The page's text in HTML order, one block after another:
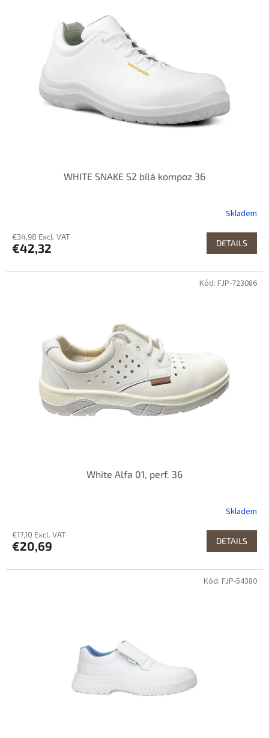
WHITE SNAKE S2 bílá kompoz 36
Skladem
€34,98 Excl. VAT
€42,32 DETAILS
White Alfa 01, perf. 36
Skladem
€17,10 Excl. VAT
€20,69 DETAILS
Kód: FJP-723086
Kód: FJP-54380